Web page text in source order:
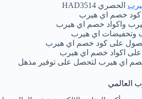
الحصري HAD3514
كود خصم اي هيرب
واكواد خصم اي هيرب
وتخفيضات اي هيرب
على كود خصم اي هيرب
على اكواد خصم اي هيرب
اي هيرب لتحصل على توفير مذهل
العالمي